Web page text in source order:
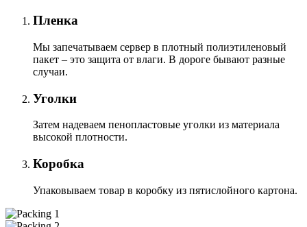
Пленка
Мы запечатываем сервер в плотный полиэтиленовый
пакет – это защита от влаги. В дороге бывают разные
случаи.
Уголки
Затем надеваем пенопластовые уголки из материала
высокой плотности.
Коробка
Упаковываем товар в коробку из пятислойного картона.